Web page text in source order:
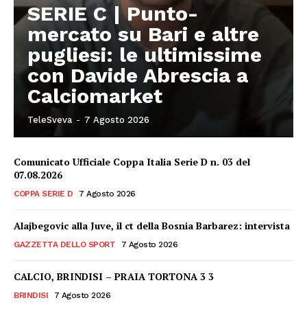
SERIE C | Punto-
mercato su Bari e altre
pugliesi: le ultimissime
con Davide Abrescia a
Calciomarket
TeleSveva - 7 Agosto 2026
Comunicato Ufficiale Coppa Italia Serie D n. 03 del
07.08.2026
COPPA SERIE D 7 Agosto 2026
Alajbegovic alla Juve, il ct della Bosnia Barbarez: intervista
GAZZETTA DELLO SPORT 7 Agosto 2026
CALCIO, BRINDISI – PRAIA TORTONA 3 3
BRINDISI 7 Agosto 2026